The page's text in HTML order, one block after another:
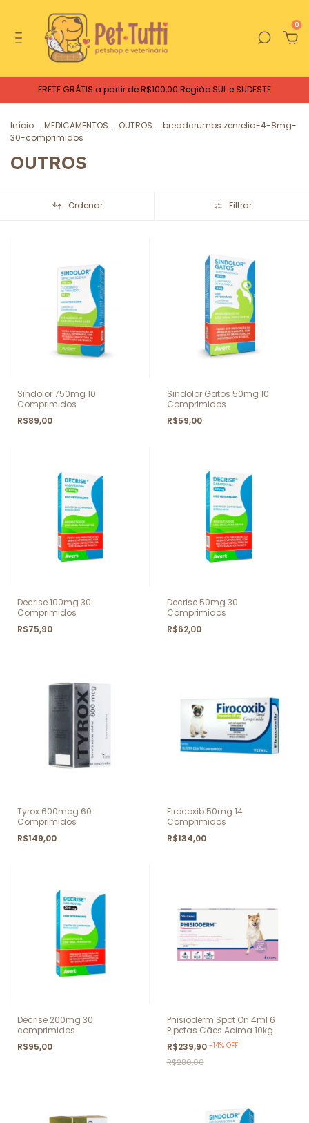
0
FRETE GRÁTIS a partir de R$100,00 Região SUL e SUDESTE
Início . MEDICAMENTOS . OUTROS . breadcrumbs.zenrelia-4-8mg-
30-comprimidos
OUTROS
Ordenar Filtrar
Sindolor 750mg 10
Comprimidos
R$89,00
Sindolor Gatos 50mg 10
Comprimidos
R$59,00
Decrise 100mg 30
Comprimidos
R$75,90
Decrise 50mg 30
Comprimidos
R$62,00
Tyrox 600mcg 60
Comprimidos
R$149,00
Firocoxib 50mg 14
Comprimidos
R$134,00
Decrise 200mg 30
comprimidos
R$95,00
Phisioderm Spot On 4ml 6
Pipetas Cães Acima 10kg
R$239,90 -14% OFF
R$280,00